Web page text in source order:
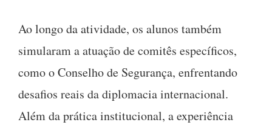
Ao longo da atividade, os alunos também
simularam a atuação de comitês específicos,
como o Conselho de Segurança, enfrentando
desafios reais da diplomacia internacional.
Além da prática institucional, a experiência